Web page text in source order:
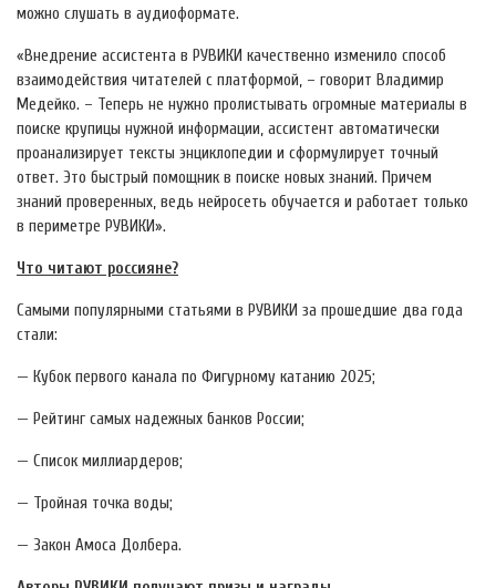
можно слушать в аудиоформате.
«Внедрение ассистента в РУВИКИ качественно изменило способ
взаимодействия читателей с платформой, – говорит Владимир
Медейко. – Теперь не нужно пролистывать огромные материалы в
поиске крупицы нужной информации, ассистент автоматически
проанализирует тексты энциклопедии и сформулирует точный
ответ. Это быстрый помощник в поиске новых знаний. Причем
знаний проверенных, ведь нейросеть обучается и работает только
в периметре РУВИКИ».
Что читают россияне?
Самыми популярными статьями в РУВИКИ за прошедшие два года
стали:
— Кубок первого канала по Фигурному катанию 2025;
— Рейтинг самых надежных банков России;
— Список миллиардеров;
— Тройная точка воды;
— Закон Амоса Долбера.